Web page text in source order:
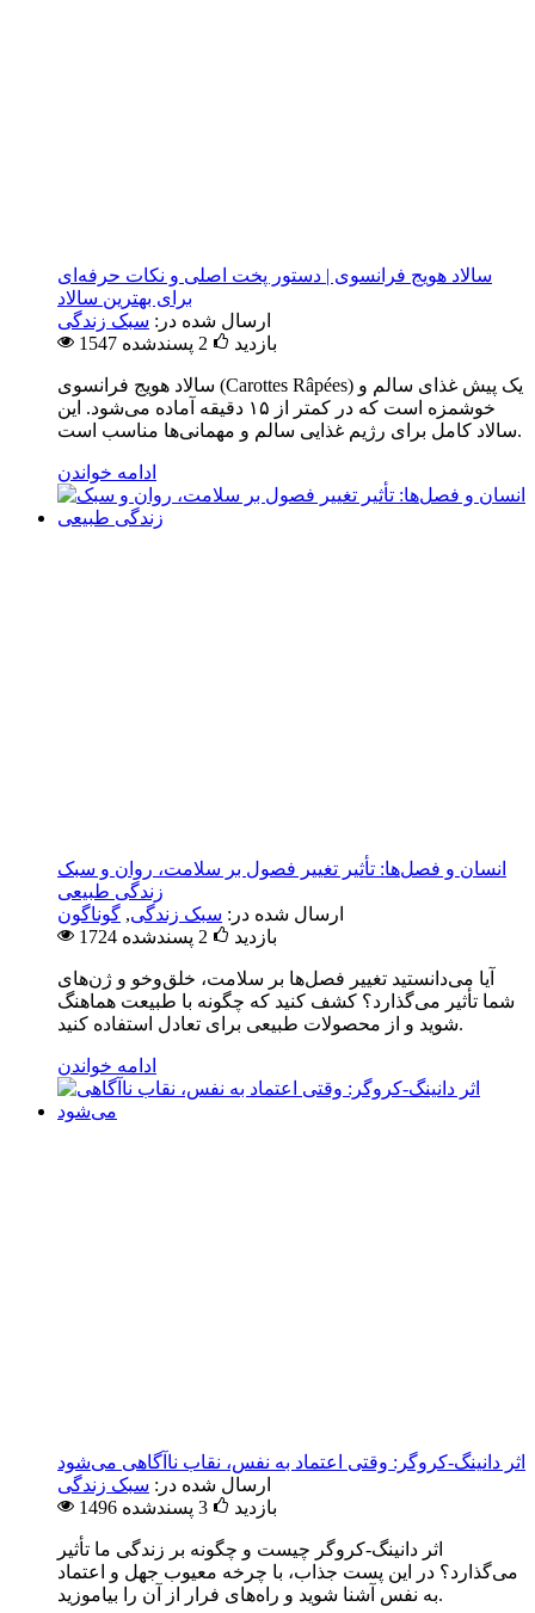
سالاد هویج فرانسوی | دستور پخت اصلی و نکات حرفه‌ای
برای بهترین سالاد
ارسال شده در: سبک زندگی
1547 بازدید
2 پسندشده
سالاد هویج فرانسوی (Carottes Râpées) یک پیش غذای سالم و
خوشمزه است که در کمتر از ۱۵ دقیقه آماده می‌شود. این
سالاد کامل برای رژیم غذایی سالم و مهمانی‌ها مناسب است.
ادامه خواندن
انسان و فصل‌ها: تأثیر تغییر فصول بر سلامت، روان و سبک
زندگی طبیعی
ارسال شده در: سبک زندگی, گوناگون
1724 بازدید
2 پسندشده
آیا می‌دانستید تغییر فصل‌ها بر سلامت، خلق‌وخو و ژن‌های
شما تأثیر می‌گذارد؟ کشف کنید که چگونه با طبیعت هماهنگ
شوید و از محصولات طبیعی برای تعادل استفاده کنید.
ادامه خواندن
اثر دانینگ-کروگر: وقتی اعتماد به نفس، نقاب ناآگاهی می‌شود
ارسال شده در: سبک زندگی
1496 بازدید
3 پسندشده
اثر دانینگ-کروگر چیست و چگونه بر زندگی ما تأثیر
می‌گذارد؟ در این پست جذاب، با چرخه معیوب جهل و اعتماد
به نفس آشنا شوید و راه‌های فرار از آن را بیاموزید.